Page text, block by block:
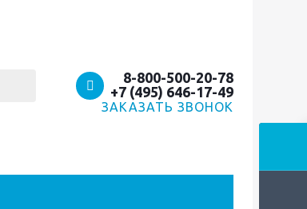
8-800-500-20-78
+7 (495) 646-17-49
ЗАКАЗАТЬ ЗВОНОК